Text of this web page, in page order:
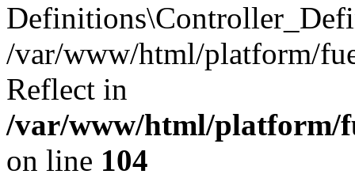
/var/www/html/platform/
Reflect in
/var/www/html/platform/
on line 104